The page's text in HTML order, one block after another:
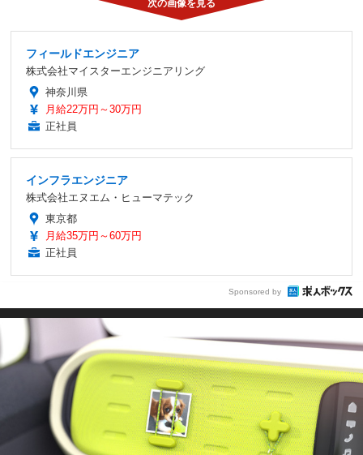
フィールドエンジニア
株式会社マイスターエンジニアリング
神奈川県
月給22万円～30万円
正社員
インフラエンジニア
株式会社エヌエム・ヒューマテック
東京都
月給35万円～60万円
正社員
Sponsored by